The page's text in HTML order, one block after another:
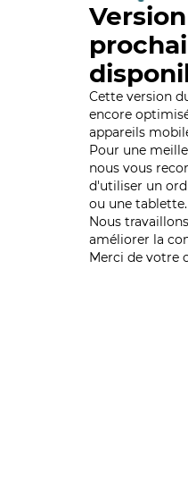
Cette version
encore
appareils
Pour une
nous vous
d'utiliser un
ou une tablette.
Nous
améliorer la
Merci de votre